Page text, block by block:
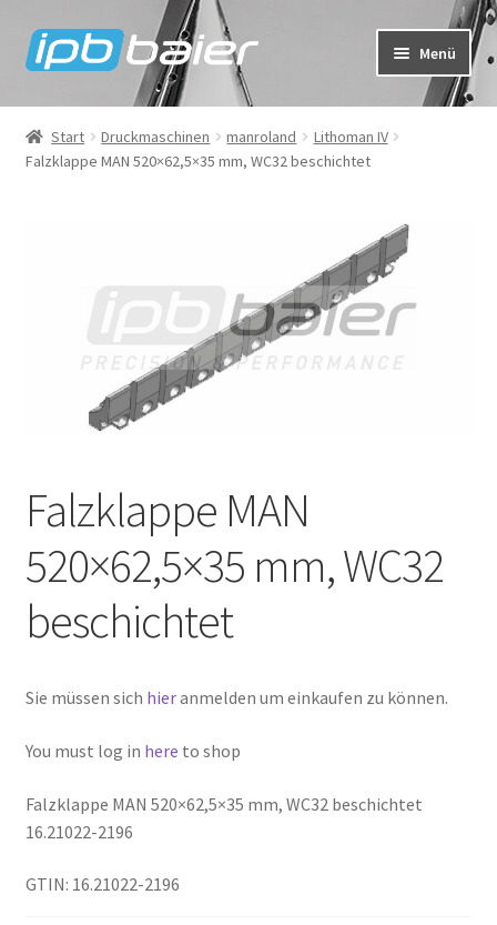
Zur
Navigation
Zum
Inhalt
Menü
Mein Konto
Warenkorb
IPB Baier Onlineshop
Start Druckmaschinen manroland
Lithoman IV
Falzklappe MAN 520×62,5×35 mm, WC32 beschichtet
Falzklappe MAN
520×62,5×35 mm, WC32
beschichtet
Sie müssen sich hieranmelden um einkaufen zu können.
You must log in here to shop
Falzklappe MAN 520×62,5×35 mm, WC32 beschichtet
16.21022-2196
GTIN: 16.21022-2196